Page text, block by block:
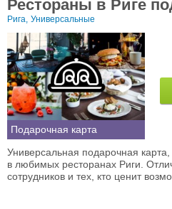
Рестораны в Риге
Рига, Универсальные
Подарочная карта
Универсальная подарочная
в любимых ресторанах Риги.
сотрудников и тех, кто ценит